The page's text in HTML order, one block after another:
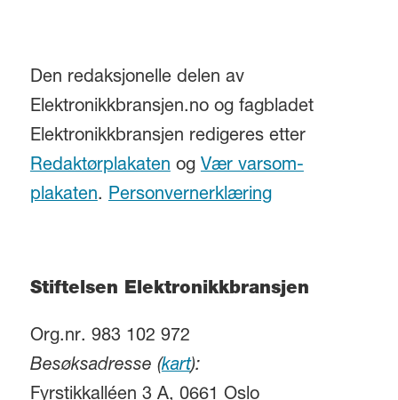
Den redaksjonelle delen av
Elektronikkbransjen.no og fagbladet
Elektronikkbransjen redigeres etter
Redaktørplakaten og Vær varsom-
plakaten. Personvernerklæring
Stiftelsen Elektronikkbransjen
Org.nr. 983 102 972
Besøksadresse (kart):
Fyrstikkalléen 3 A, 0661 Oslo